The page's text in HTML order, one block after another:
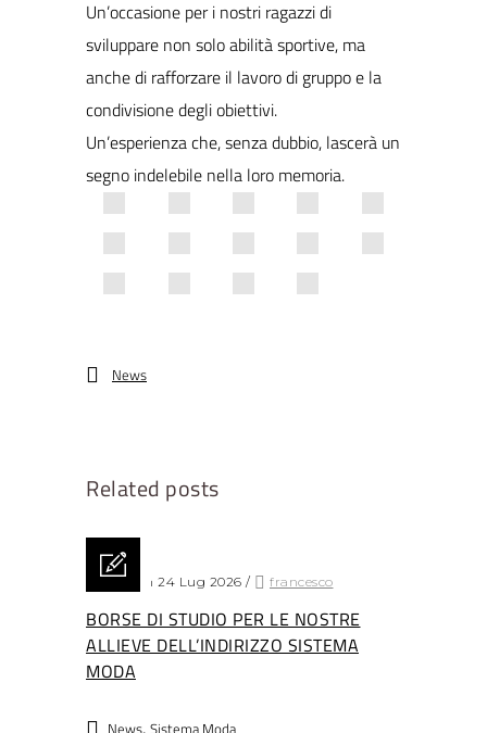
Un’occasione per i nostri ragazzi di
sviluppare non solo abilità sportive, ma
anche di rafforzare il lavoro di gruppo e la
condivisione degli obiettivi.
Un’esperienza che, senza dubbio, lascerà un
segno indelebile nella loro memoria.
News
Related posts
Posted on 24 Lug 2026 / francesco
BORSE DI STUDIO PER LE NOSTRE
ALLIEVE DELL’INDIRIZZO SISTEMA
MODA